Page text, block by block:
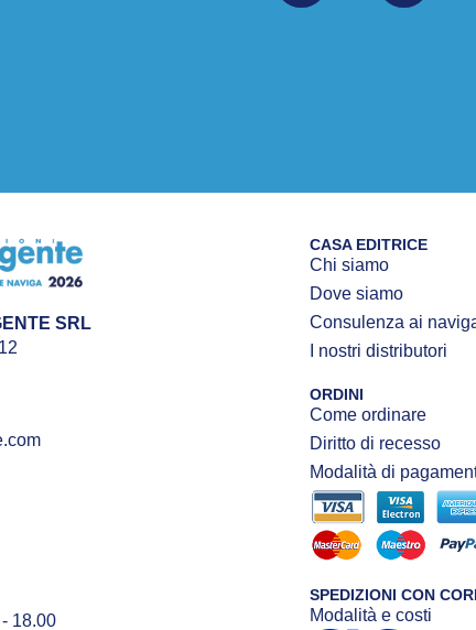
SRL
18.00
CASA EDITRICE
Chi siamo
Dove siamo
Consulenza ai
I nostri distributori
ORDINI
Come ordinare
Diritto di recesso
Modalità di
SPEDIZIONI CON
Modalità e costi